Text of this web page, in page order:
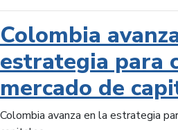
Colombia
estrategia para
mercado de
Colombia avanza en la estrategia